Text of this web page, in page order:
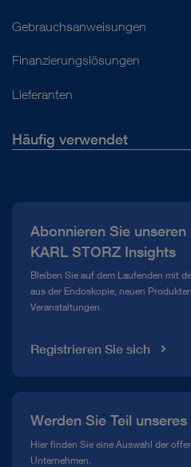
Gebrauchsanweisungen
Finanzierungslösungen
Lieferanten
Häufig verwendet
Compliance Hotline
Mediathek
Abonnieren Sie
KARL STORZ Insights
Bleiben Sie auf dem Laufenden mit
aus der Endoskopie, neuen
Veranstaltungen.
Registrieren Sie sich
Werden Sie Teil unseres
Hier finden Sie eine Auswahl der
Unternehmen.